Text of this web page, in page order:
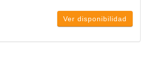
Ver disponibilidad